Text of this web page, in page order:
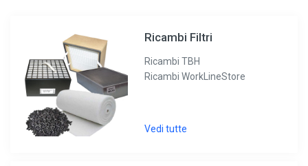
Ricambi Filtri
Ricambi TBH
Ricambi WorkLineStore
Vedi tutte